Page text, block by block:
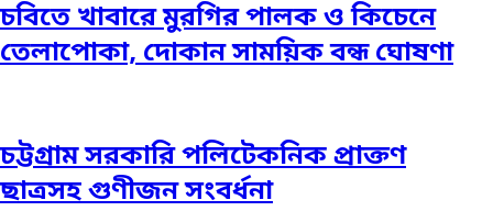
চবিতে খাবারে মুরগির পালক ও কিচেনে
তেলাপোকা, দোকান সাময়িক বন্ধ ঘোষণা
চট্টগ্রাম সরকারি পলিটেকনিক প্রাক্তণ
ছাত্রসহ গুণীজন সংবর্ধনা